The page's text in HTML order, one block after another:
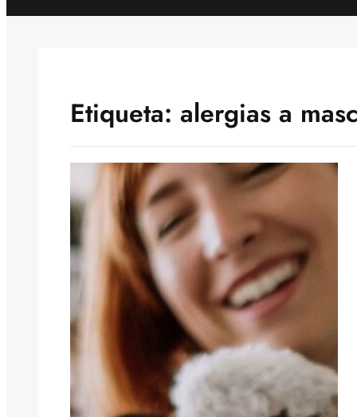
Etiqueta: alergias a